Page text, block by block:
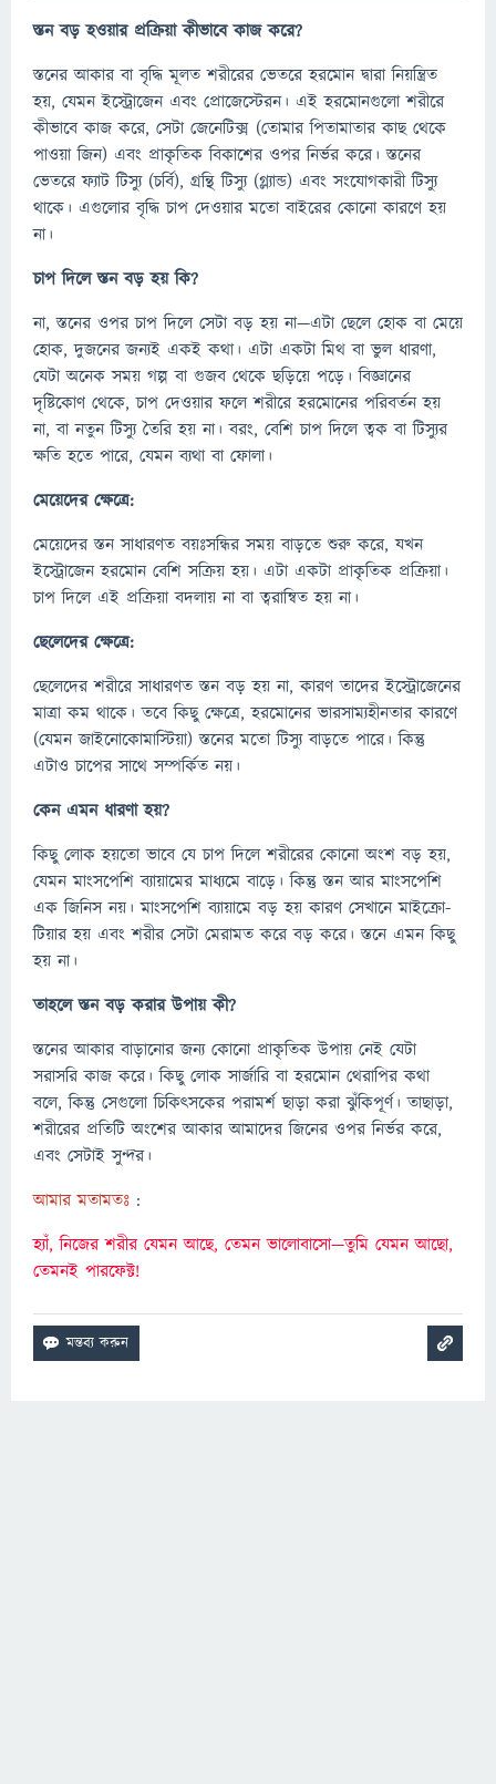
স্তন বড় হওয়ার প্রক্রিয়া কীভাবে কাজ করে?
স্তনের আকার বা বৃদ্ধি মূলত শরীরের ভেতরে হরমোন দ্বারা নিয়ন্ত্রিত
হয়, যেমন ইস্ট্রোজেন এবং প্রোজেস্টেরন। এই হরমোনগুলো শরীরে
কীভাবে কাজ করে, সেটা জেনেটিক্স (তোমার পিতামাতার কাছ থেকে
পাওয়া জিন) এবং প্রাকৃতিক বিকাশের ওপর নির্ভর করে। স্তনের
ভেতরে ফ্যাট টিস্যু (চর্বি), গ্রন্থি টিস্যু (গ্ল্যান্ড) এবং সংযোগকারী টিস্যু
থাকে। এগুলোর বৃদ্ধি চাপ দেওয়ার মতো বাইরের কোনো কারণে হয়
না।
চাপ দিলে স্তন বড় হয় কি?
না, স্তনের ওপর চাপ দিলে সেটা বড় হয় না—এটা ছেলে হোক বা মেয়ে
হোক, দুজনের জন্যই একই কথা। এটা একটা মিথ বা ভুল ধারণা,
যেটা অনেক সময় গল্প বা গুজব থেকে ছড়িয়ে পড়ে। বিজ্ঞানের
দৃষ্টিকোণ থেকে, চাপ দেওয়ার ফলে শরীরে হরমোনের পরিবর্তন হয়
না, বা নতুন টিস্যু তৈরি হয় না। বরং, বেশি চাপ দিলে ত্বক বা টিস্যুর
ক্ষতি হতে পারে, যেমন ব্যথা বা ফোলা।
মেয়েদের ক্ষেত্রে:
মেয়েদের স্তন সাধারণত বয়ঃসন্ধির সময় বাড়তে শুরু করে, যখন
ইস্ট্রোজেন হরমোন বেশি সক্রিয় হয়। এটা একটা প্রাকৃতিক প্রক্রিয়া।
চাপ দিলে এই প্রক্রিয়া বদলায় না বা ত্বরান্বিত হয় না।
ছেলেদের ক্ষেত্রে:
ছেলেদের শরীরে সাধারণত স্তন বড় হয় না, কারণ তাদের ইস্ট্রোজেনের
মাত্রা কম থাকে। তবে কিছু ক্ষেত্রে, হরমোনের ভারসাম্যহীনতার কারণে
(যেমন জাইনোকোমাস্টিয়া) স্তনের মতো টিস্যু বাড়তে পারে। কিন্তু
এটাও চাপের সাথে সম্পর্কিত নয়।
কেন এমন ধারণা হয়?
কিছু লোক হয়তো ভাবে যে চাপ দিলে শরীরের কোনো অংশ বড় হয়,
যেমন মাংসপেশি ব্যায়ামের মাধ্যমে বাড়ে। কিন্তু স্তন আর মাংসপেশি
এক জিনিস নয়। মাংসপেশি ব্যায়ামে বড় হয় কারণ সেখানে মাইক্রো-
টিয়ার হয় এবং শরীর সেটা মেরামত করে বড় করে। স্তনে এমন কিছু
হয় না।
তাহলে স্তন বড় করার উপায় কী?
স্তনের আকার বাড়ানোর জন্য কোনো প্রাকৃতিক উপায় নেই যেটা
সরাসরি কাজ করে। কিছু লোক সার্জারি বা হরমোন থেরাপির কথা
বলে, কিন্তু সেগুলো চিকিৎসকের পরামর্শ ছাড়া করা ঝুঁকিপূর্ণ। তাছাড়া,
শরীরের প্রতিটি অংশের আকার আমাদের জিনের ওপর নির্ভর করে,
এবং সেটাই সুন্দর।
আমার মতামতঃ :
হ্যাঁ, নিজের শরীর যেমন আছে, তেমন ভালোবাসো—তুমি যেমন আছো,
তেমনই পারফেক্ট!